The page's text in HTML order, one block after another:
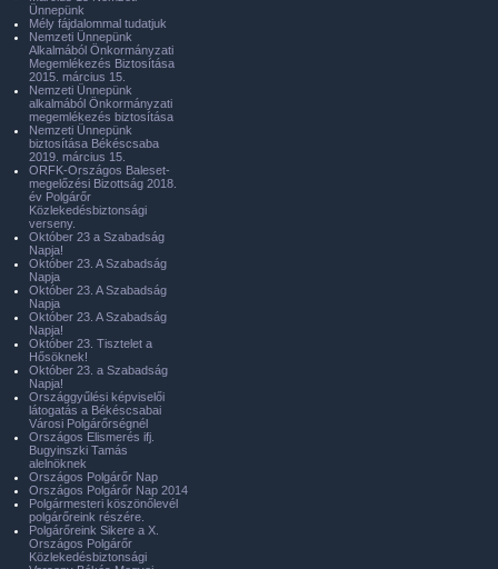
Ünnepünk
Mély fájdalommal tudatjuk
Nemzeti Ünnepünk
Alkalmából Önkormányzati
Megemlékezés Biztosítása
2015. március 15.
Nemzeti Ünnepünk
alkalmából Önkormányzati
megemlékezés biztosítása
Nemzeti Ünnepünk
biztosítása Békéscsaba
2019. március 15.
ORFK-Országos Baleset-
megelőzési Bizottság 2018.
év Polgárőr
Közlekedésbiztonsági
verseny.
Október 23 a Szabadság
Napja!
Október 23. A Szabadság
Napja
Október 23. A Szabadság
Napja
Október 23. A Szabadság
Napja!
Október 23. Tisztelet a
Hősöknek!
Október 23. a Szabadság
Napja!
Országgyűlési képviselői
látogatás a Békéscsabai
Városi Polgárőrségnél
Országos Elismerés ifj.
Bugyinszki Tamás
alelnöknek
Országos Polgárőr Nap
Országos Polgárőr Nap 2014
Polgármesteri köszönőlevél
polgárőreink részére.
Polgárőreink Sikere a X.
Országos Polgárőr
Közlekedésbiztonsági